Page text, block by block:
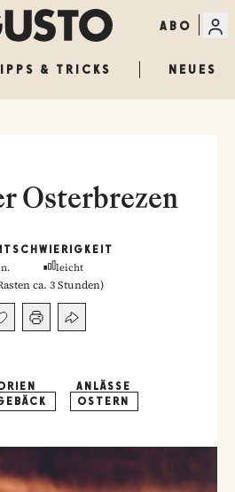
ABO
& TRICKS NEUES
Osterbrezen
SCHWIERIGKEIT
leicht
ca. 3 Stunden)
ANLÄSSE
OSTERN